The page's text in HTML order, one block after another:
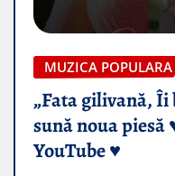
MUZICA POPULARA
„Fata gilivană, Îi
sună noua piesă
YouTube ♥️